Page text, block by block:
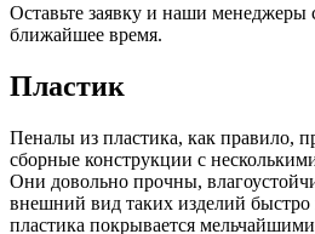
Оставьте заявку и наши менеджеры
ближайшее время.
Пластик
Пеналы из пластика, как правило,
сборные конструкции с
Они довольно прочны,
внешний вид таких изделий быстро
пластика покрывается